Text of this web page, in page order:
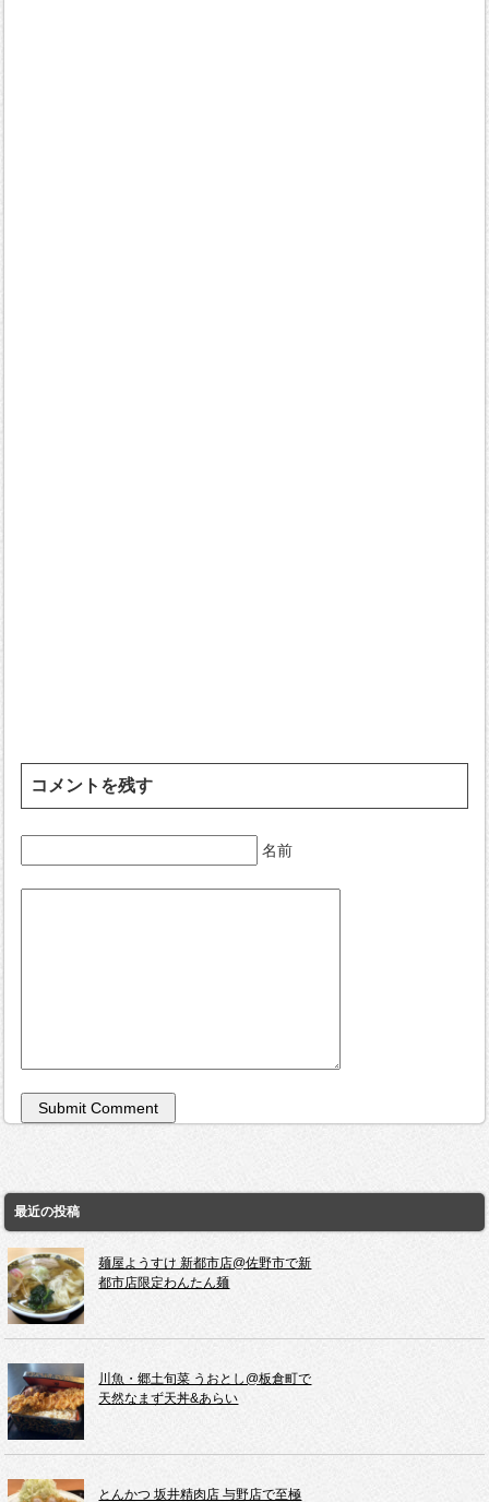
コメントを残す
名前
最近の投稿
麺屋ようすけ 新都市店@佐野市で新
都市店限定わんたん麺
川魚・郷土旬菜 うおとし@板倉町で
天然なまず天丼&あらい
とんかつ 坂井精肉店 与野店で至極